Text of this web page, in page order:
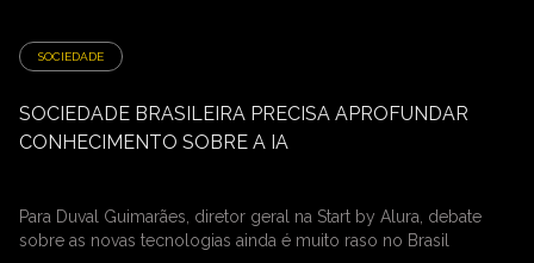
SOCIEDADE
SOCIEDADE BRASILEIRA PRECISA APROFUNDAR
CONHECIMENTO SOBRE A IA
Para Duval Guimarães, diretor geral na Start by Alura, debate
sobre as novas tecnologias ainda é muito raso no Brasil